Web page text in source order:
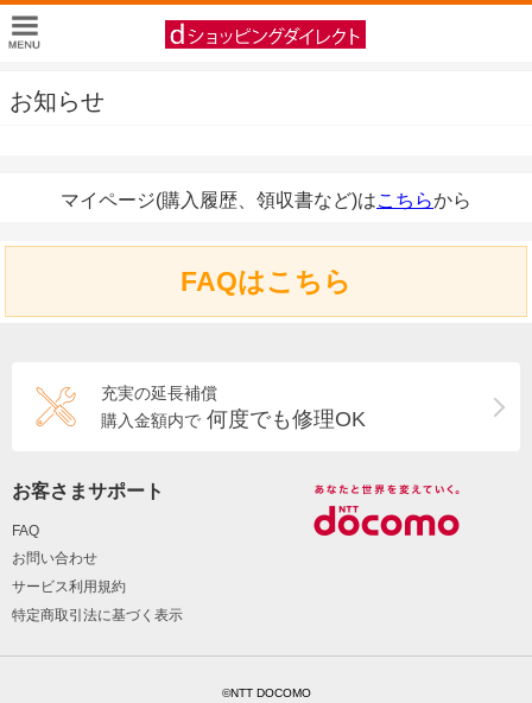
お知らせ
マイページ(購入履歴、領収書など)はこちらから
FAQはこちら
充実の延長補償
購入金額内で 何度でも修理OK
お客さまサポート
FAQ
お問い合わせ
サービス利用規約
特定商取引法に基づく表示
©NTT DOCOMO